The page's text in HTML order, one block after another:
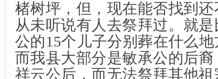
楮树坪，但，现在能否找到
从未听说有人去祭拜过。就
公的15个儿子分别葬在什么
而我县大部分是敏承公的后
祥云公后，而无法祭拜其他